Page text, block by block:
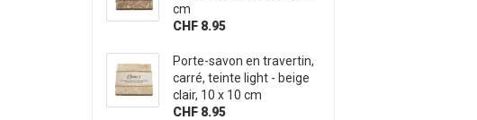
cm
CHF 8.95
Porte-savon en travertin,
carré, teinte light - beige
clair, 10 x 10 cm
CHF 8.95